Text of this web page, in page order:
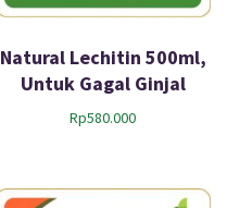
Natural Lechitin 500ml,
Untuk Gagal Ginjal
Rp580.000